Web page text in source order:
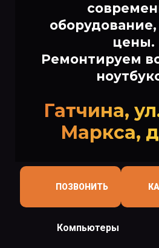
цены.
Ремонтируем
Гатчина,
Маркса,
ПОЗВОНИТЬ
Компьютеры